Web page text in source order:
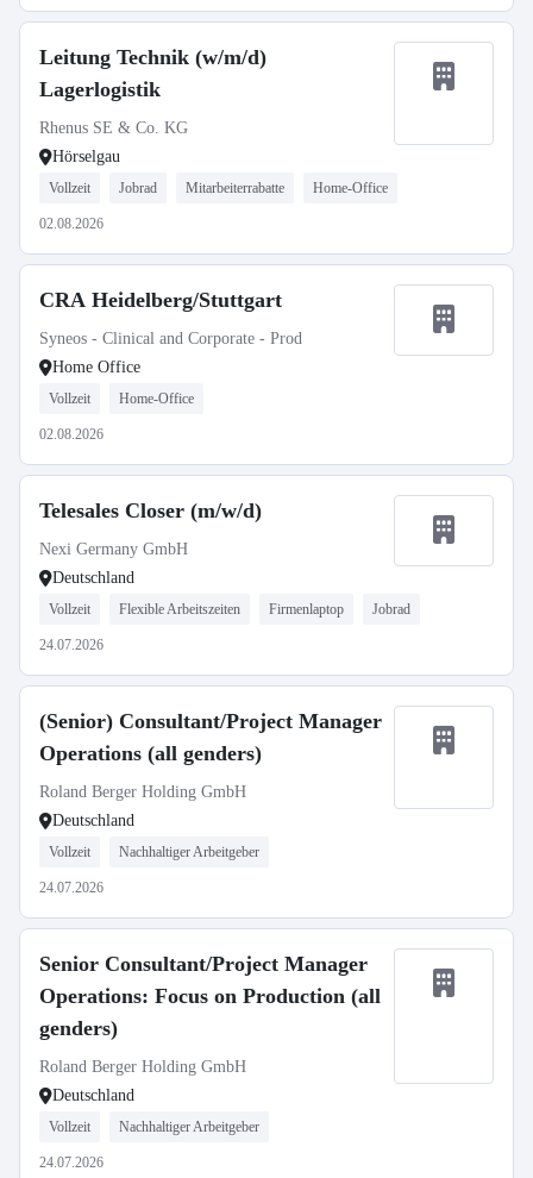
Leitung Technik (w/m/d)
Lagerlogistik
Rhenus SE & Co. KG
Hörselgau
Vollzeit Jobrad Mitarbeiterrabatte Home-Office
02.08.2026
CRA Heidelberg/Stuttgart
Syneos - Clinical and Corporate - Prod
Home Office
Vollzeit Home-Office
02.08.2026
Telesales Closer (m/w/d)
Nexi Germany GmbH
Deutschland
Vollzeit Flexible Arbeitszeiten Firmenlaptop Jobrad
24.07.2026
(Senior) Consultant/Project Manager
Operations (all genders)
Roland Berger Holding GmbH
Deutschland
Vollzeit Nachhaltiger Arbeitgeber
24.07.2026
Senior Consultant/Project Manager
Operations: Focus on Production (all
genders)
Roland Berger Holding GmbH
Deutschland
Vollzeit Nachhaltiger Arbeitgeber
24.07.2026